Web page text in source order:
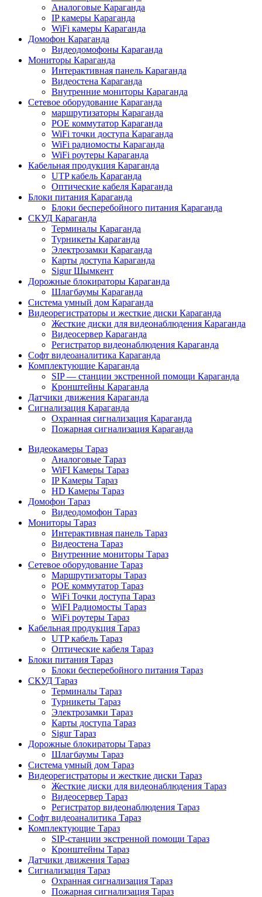
Аналоговые Караганда
IP камеры Караганда
WiFi камеры Караганда
Домофон Караганда
Видеодомофоны Караганда
Мониторы Караганда
Интерактивная панель Караганда
Видеостена Караганда
Внутренние мониторы Караганда
Сетевое оборудование Караганда
маршрутизаторы Караганда
POE коммутатор Караганда
WiFi точки доступа Караганда
WiFi радиомосты Караганда
WiFi роутеры Караганда
Кабельная продукция Караганда
UTP кабель Караганда
Оптические кабеля Караганда
Блоки питания Караганда
Блоки бесперебойного питания Караганда
СКУД Караганда
Терминалы Караганда
Турникеты Караганда
Электрозамки Караганда
Карты доступа Караганда
Sigur Шымкент
Дорожные блокираторы Караганда
Шлагбаумы Караганда
Система умный дом Караганда
Видеорегистраторы и жесткие диски Караганда
Жесткие диски для видеонаблюдения Караганда
Видеосервер Караганда
Регистратор видеонаблюдения Караганда
Софт видеоаналитика Караганда
Комплектующие Караганда
SIP — станции экстренной помощи Караганда
Кронштейны Караганда
Датчики движения Караганда
Сигнализация Караганда
Охранная сигнализация Караганда
Пожарная сигнализация Караганда
Видеокамеры Тараз
Аналоговые Тараз
WiFI Камеры Тараз
IP Камеры Тараз
HD Камеры Тараз
Домофон Тараз
Видеодомофон Тараз
Мониторы Тараз
Интерактивная панель Тараз
Видеостена Тараз
Внутренние мониторы Тараз
Сетевое оборудование Тараз
Маршрутизаторы Тараз
POE коммутатор Тараз
WiFi Точки доступа Тараз
WiFI Радиомосты Тараз
WiFi роутеры Тараз
Кабельная продукция Тараз
UTP кабель Тараз
Оптические кабеля Тараз
Блоки питания Тараз
Блоки бесперебойного питания Тараз
СКУД Тараз
Терминалы Тараз
Турникеты Тараз
Электрозамки Тараз
Карты доступа Тараз
Sigur Тараз
Дорожные блокираторы Тараз
Шлагбаумы Тараз
Система умный дом Тараз
Видеорегистраторы и жесткие диски Тараз
Жесткие диски для видеонаблюдения Тараз
Видеосервер Тараз
Регистратор видеонаблюдения Тараз
Софт видеоаналитика Тараз
Комплектующие Тараз
SIP-станции экстренной помощи Тараз
Кронштейны Тараз
Датчики движения Тараз
Сигнализация Тараз
Охранная сигнализация Тараз
Пожарная сигнализация Тараз